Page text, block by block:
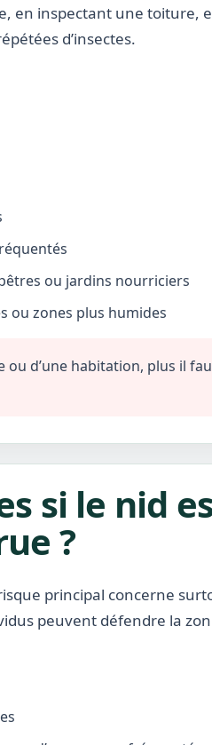
en inspectant une toiture,
d’insectes.
ou jardins nourriciers
ou zones plus humides
ou d’une habitation, plus il
si le nid
?
principal concerne
peuvent défendre la